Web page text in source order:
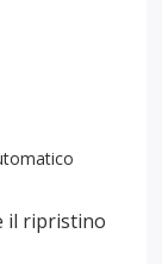
il ripristino